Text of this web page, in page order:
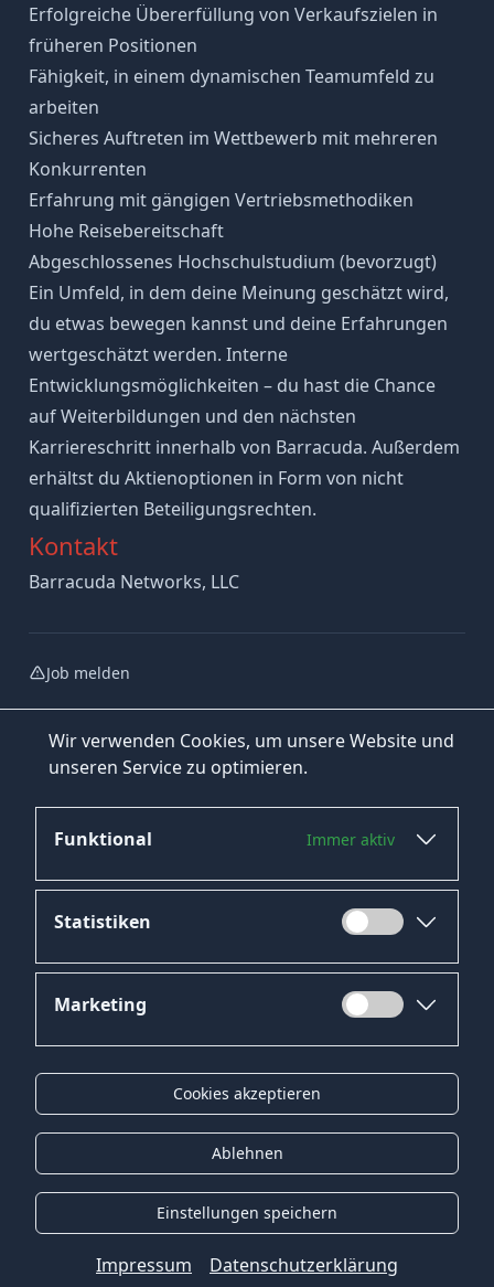
Wir verwenden Cookies, um unsere Website und
unseren Service zu optimieren.
Funktional Immer aktiv
Statistiken
Marketing
Cookies akzeptieren
Ablehnen
Einstellungen speichern
Impressum Datenschutzerklärung
Erfolgreiche Übererfüllung von Verkaufszielen in
früheren Positionen
Fähigkeit, in einem dynamischen Teamumfeld zu
arbeiten
Sicheres Auftreten im Wettbewerb mit mehreren
Konkurrenten
Erfahrung mit gängigen Vertriebsmethodiken
Hohe Reisebereitschaft
Abgeschlossenes Hochschulstudium (bevorzugt)
Ein Umfeld, in dem deine Meinung geschätzt wird,
du etwas bewegen kannst und deine Erfahrungen
wertgeschätzt werden. Interne
Entwicklungsmöglichkeiten – du hast die Chance
auf Weiterbildungen und den nächsten
Karriereschritt innerhalb von Barracuda. Außerdem
erhältst du Aktienoptionen in Form von nicht
qualifizierten Beteiligungsrechten.
Kontakt
Barracuda Networks, LLC
Job melden
Jetzt bewerben
Datenschutz
Impressum
Kontakt
Gender-Hinweis
© 2026 Onyx Consulting GmbH